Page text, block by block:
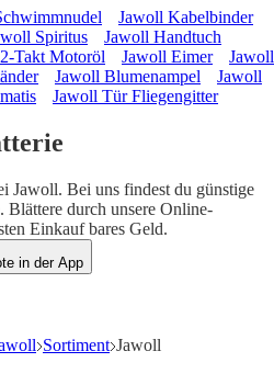
Jawoll Kabelbinder
Spiritus
Jawoll Handtuch
Takt Motoröl Jawoll Eimer
Jawoll
Jawoll Blumenampel
Jawoll
Jawoll Tür Fliegengitter
Jawoll. Bei uns findest du günstige
Blättere durch unsere Online-
Einkauf bares Geld.
in der App
Sortiment Jawoll